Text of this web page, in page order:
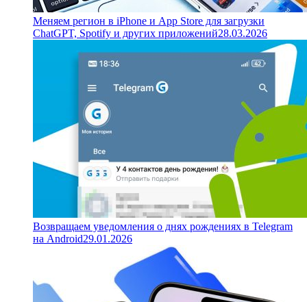
Меняем регион в iPhone и App Store для загрузки
ChatGPT, Spotify и других приложений28.03.2026
Возвращаем уведомления о днях рождениях в Telegram
на Android29.01.2026